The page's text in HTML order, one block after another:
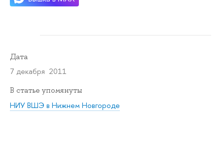
Дата
7 декабря 2011
В статье упомянуты
НИУ ВШЭ в Нижнем Новгороде